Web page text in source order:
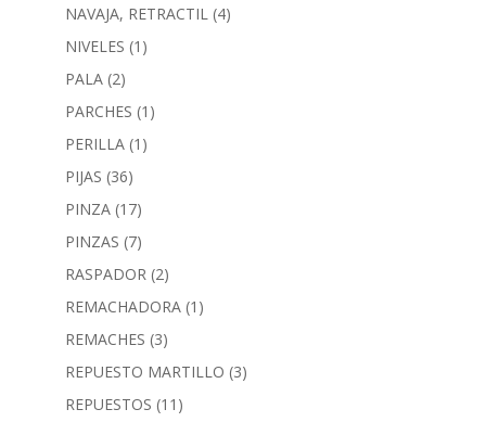
NAVAJA, RETRACTIL (4)
NIVELES (1)
PALA (2)
PARCHES (1)
PERILLA (1)
PIJAS (36)
PINZA (17)
PINZAS (7)
RASPADOR (2)
REMACHADORA (1)
REMACHES (3)
REPUESTO MARTILLO (3)
REPUESTOS (11)